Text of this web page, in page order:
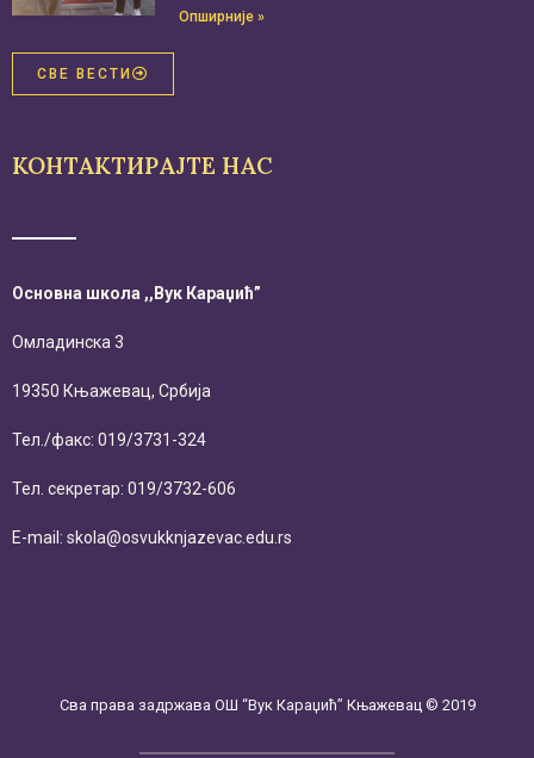
Опширније »
СВЕ ВЕСТИ
КОНТАКТИРАЈТЕ НАС
Основна школа ,,Вук Караџић”
Омладинска 3
19350 Књажевац, Србија
Тел./факс: 019/3731-324
Тел. секретар: 019/3732-606
E-mail: skola@osvukknjazevac.edu.rs
Сва права задржава ОШ “Вук Караџић” Књажевац © 2019